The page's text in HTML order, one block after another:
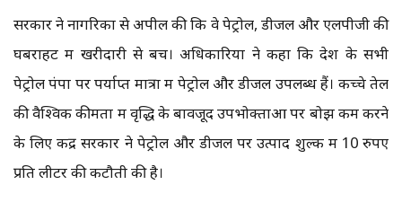
सरकार ने नागरिकों से अपील की कि वे पेट्रोल, डीजल और एलपीजी की
घबराहट में खरीदारी से बचें। अधिकारियों ने कहा कि देश के सभी
पेट्रोल पंपों पर पर्याप्त मात्रा में पेट्रोल और डीजल उपलब्ध हैं। कच्चे तेल
की वैश्विक कीमतों में वृद्धि के बावजूद उपभोक्ताओं पर बोझ कम करने
के लिए केंद्र सरकार ने पेट्रोल और डीजल पर उत्पाद शुल्क में 10 रुपए
प्रति लीटर की कटौती की है।